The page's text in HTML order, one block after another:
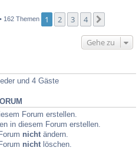
• 162 Themen 1 2 3 4
Gehe zu
und 4 Gäste
Forum erstellen.
in diesem Forum erstellen.
nicht ändern.
nicht löschen.